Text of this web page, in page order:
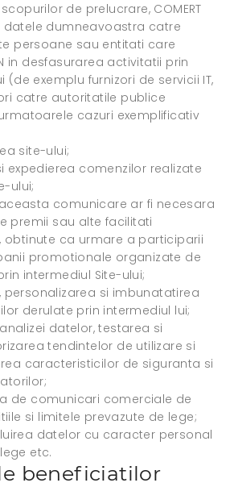
de prelucrare, COMERT
datele dumneavoastra catre
persoane sau entitati care
in desfasurarea activitatii prin
(de exemplu furnizori de servicii IT,
catre autoritatile publice
cazuri exemplificativ
site-ului;
expedierea comenzilor realizate
ului;
comunicare ar fi necesara
premii sau alte facilitati
obtinute ca urmare a participarii
promotionale organizate de
prin intermediul Site-ului;
personalizarea si imbunatatirea
derulate prin intermediul lui;
datelor, testarea si
tendintelor de utilizare si
caracteristicilor de siguranta si
de comunicari comerciale de
si limitele prevazute de lege;
datelor cu caracter personal
etc.
beneficiatilor